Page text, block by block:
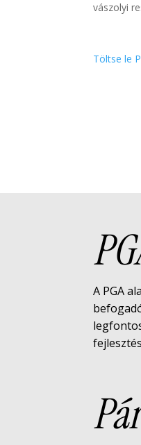
vászolyi
Töltse le
A PGA